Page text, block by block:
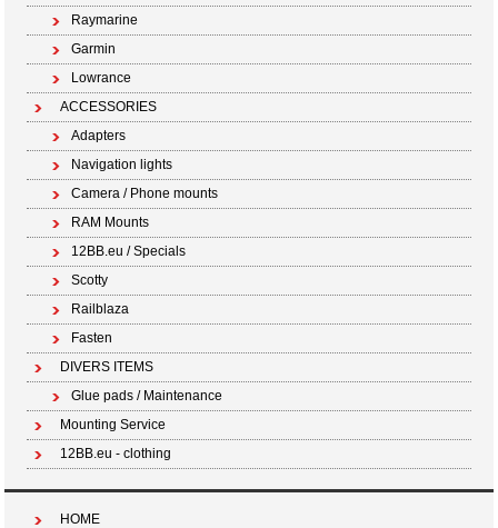
Raymarine
Garmin
Lowrance
ACCESSORIES
Adapters
Navigation lights
Camera / Phone mounts
RAM Mounts
12BB.eu / Specials
Scotty
Railblaza
Fasten
DIVERS ITEMS
Glue pads / Maintenance
Mounting Service
12BB.eu - clothing
HOME